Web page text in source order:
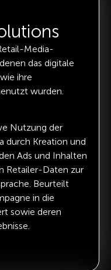
Media-
das digitale
ihre
wurden.
Nutzung der
durch Kreation und
Ads und Inhalten
Retailer-Daten zur
Beurteilt
in die
sowie deren